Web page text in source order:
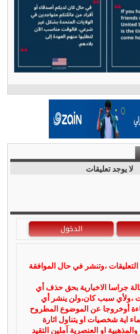
لا يوجد تعليقات
الدخول
،وتنشر في حال الموافقة
جراسا الاخبارية بحق حذف أي
،ولأي سبب كان،ولن ينشر أي
أوخروجا عن الموضوع المطروح
اية شخصيات او يتناول اثارة
او العنصرية آملين التقيد